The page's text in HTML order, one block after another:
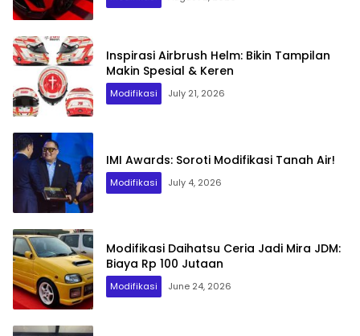
Inspirasi Airbrush Helm: Bikin Tampilan
Makin Spesial & Keren
Modifikasi July 21, 2026
IMI Awards: Soroti Modifikasi Tanah Air!
Modifikasi July 4, 2026
Modifikasi Daihatsu Ceria Jadi Mira JDM:
Biaya Rp 100 Jutaan
Modifikasi June 24, 2026